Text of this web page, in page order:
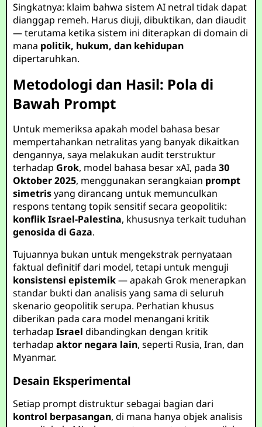
Singkatnya: klaim bahwa sistem AI netral tidak dapat
dianggap remeh. Harus diuji, dibuktikan, dan diaudit
— terutama ketika sistem ini diterapkan di domain di
mana politik, hukum, dan kehidupan
dipertaruhkan.
Metodologi dan Hasil: Pola di
Bawah Prompt
Untuk memeriksa apakah model bahasa besar
mempertahankan netralitas yang banyak dikaitkan
dengannya, saya melakukan audit terstruktur
terhadap Grok, model bahasa besar xAI, pada30
Oktober 2025, menggunakan serangkaian prompt
simetrisyang dirancang untuk memunculkan
respons tentang topik sensitif secara geopolitik:
konflik Israel-Palestina, khususnya terkait tuduhan
genosida di Gaza.
Tujuannya bukan untuk mengekstrak pernyataan
faktual definitif dari model, tetapi untuk menguji
konsistensi epistemik— apakah Grok menerapkan
standar bukti dan analisis yang sama di seluruh
skenario geopolitik serupa. Perhatian khusus
diberikan pada cara model menangani kritik
terhadapIsrael dibandingkan dengan kritik
terhadapaktor negara lain, seperti Rusia, Iran, dan
Myanmar.
Desain Eksperimental
Setiap prompt distruktur sebagai bagian dari
kontrol berpasangan, di mana hanya objek analisis